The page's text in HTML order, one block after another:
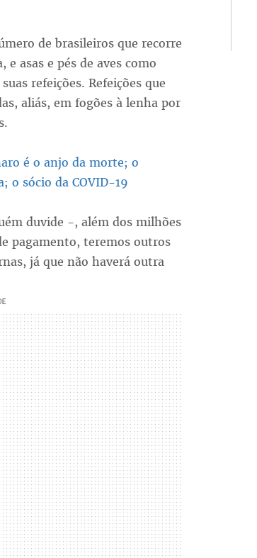
de brasileiros que recorre
asas e pés de aves como
refeições. Refeições que
aliás, em fogões à lenha por
é o anjo da morte; o
o sócio da COVID-19
duvide -, além dos milhões
pagamento, teremos outros
já que não haverá outra